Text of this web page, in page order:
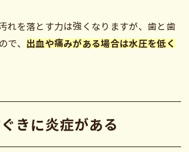
れを落とす力は強くなりますが、歯と歯
で、 出血や痛みがある場合は水圧を低く
きに炎症がある